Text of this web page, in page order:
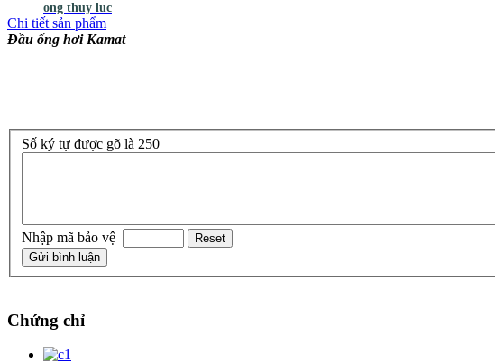
ong thuy luc
Chi tiết sản phẩm
Đầu ống hơi Kamat
Số ký tự được gõ là 250
Nhập mã bảo vệ
Chứng chỉ